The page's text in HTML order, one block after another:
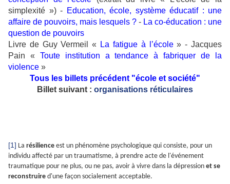
simplexité ») - Education, école, système éducatif : une
affaire de pouvoirs, mais lesquels ? - La co-éducation : une
question de pouvoirs
Livre de Guy Vermeil «
La fatigue à l’école» - Jacques
Pain « Toute institution a tendance à fabriquer de la
violence »
Tous les billets précédent "école et société"
Billet suivant : organisations réticulaires
[1] La résilience est un phénomène psychologique qui consiste, pour un
individu affecté par un traumatisme, à prendre acte de l'événement
traumatique pour ne plus, ou ne pas, avoir à vivre dans la dépression et se
reconstruire d'une façon socialement acceptable.